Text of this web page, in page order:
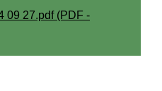
09 27.pdf (PDF -